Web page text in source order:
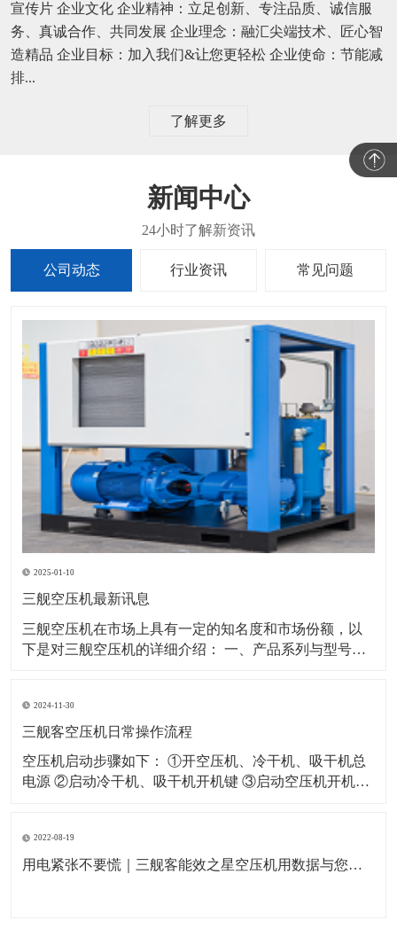
宣传片 企业文化 企业精神：立足创新、专注品质、诚信服
务、真诚合作、共同发展 企业理念：融汇尖端技术、匠心智
造精品 企业目标：加入我们&让您更轻松 企业使命：节能减
排...
了解更多
新闻中心
公司动态 行业资讯 常见问题
2025-01-10
三舰空压机最新讯息
​三舰空压机在市场上具有一定的知名度和市场份额，以
下是对三舰空压机的详细介绍： 一、产品系列与型号三
系列：该系列空压机采用一级压缩永磁变频技术，具有
节能、省电、低噪音等特点。例如
2024-11-30
三舰客空压机日常操作流程
空压机启动步骤如下： ①开空压机、冷干机、吸干机总
电源 ②启动冷干机、吸干机开机键 ③启动空压机开机键
关闭空压机及冷干机、吸干机总电源 空压机日常作业指
导如下： ①每天开机
2022-08-19
用电紧张不要慌｜三舰客能效之星空压机用数据与您一起节能省电